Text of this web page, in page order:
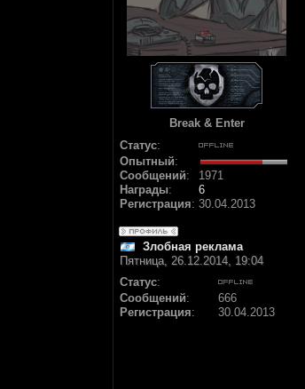
Break & Enter
Статус:
Опытный:
Сообщений:
1971
Награды:
6
Регистрация: 30.04.2013
Злобная реклама
Пятница, 26.12.2014, 19:04
Статус:
Сообщений:
666
Регистрация: 30.04.2013